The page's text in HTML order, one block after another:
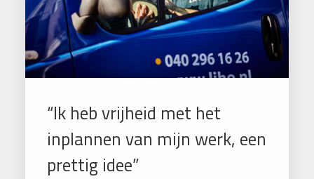
“Ik heb vrijheid met het
inplannen van mijn werk, een
prettig idee”